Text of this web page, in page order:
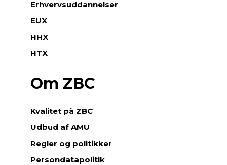
Erhvervsuddannelser
EUX
HHX
HTX
Om ZBC
Kvalitet på ZBC
Udbud af AMU
Regler og politikker
Persondatapolitik